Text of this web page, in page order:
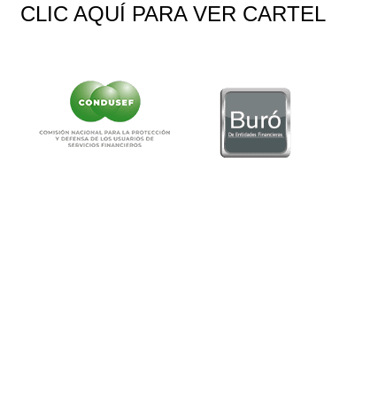
CLIC AQUÍ PARA VER CARTEL